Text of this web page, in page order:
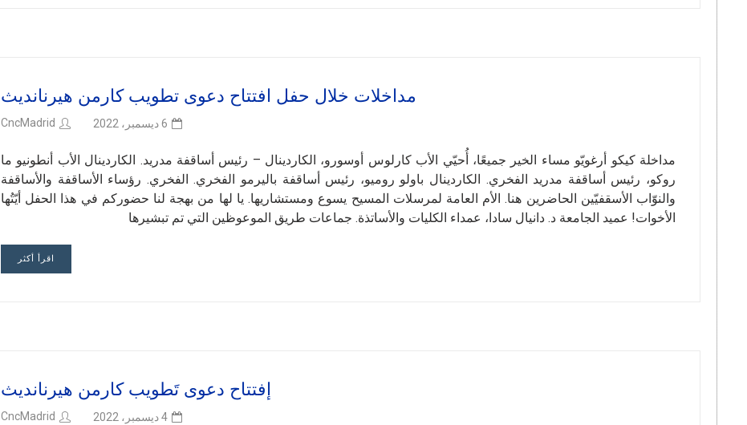
مداخلات خلال حفل افتتاح دعوى تطويب كارمن هيرنانديث
6 ديسمبر، 2022 CncMadrid
مداخلة كيكو أرغويّو مساء الخير جميعًا، أُحيّي الأب كارلوس أوسورو، الكاردينال – رئيس أساقفة مدريد. الكاردينال الأب أنطونيو ما
روكو، رئيس أساقفة مدريد الفخري. الكاردينال باولو روميو، رئيس أساقفة باليرمو الفخري. الفخري. رؤساء الأساقفة والأساقفة
والنوّاب الأسقفيّين الحاضرين هنا. الأم العامة لمرسلات المسيح يسوع ومستشاريها. يا لها من بهجة لنا حضوركم في هذا الحفل أيّتُها
الأخوات! عميد الجامعة د. دانيال سادا، عمداء الكليات والأساتذة. جماعات طريق الموعوظين التي تم تبشيرها
اقرأ أكثر
إفتتاح دعوى تَطويب كارمن هيرنانديث
4 ديسمبر، 2022 CncMadrid